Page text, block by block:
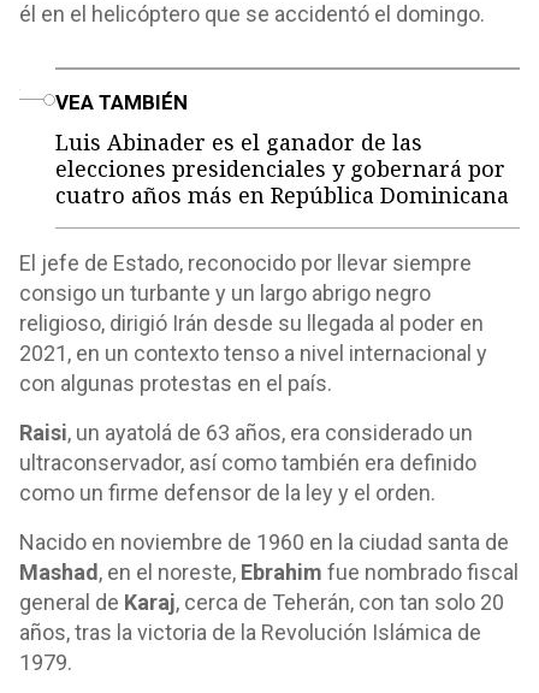
él en el helicóptero que se accidentó el domingo.
VEA TAMBIÉN
Luis Abinader es el ganador de las
elecciones presidenciales y gobernará por
cuatro años más en República Dominicana
El jefe de Estado, reconocido por llevar siempre
consigo un turbante y un largo abrigo negro
religioso, dirigió Irán desde su llegada al poder en
2021, en un contexto tenso a nivel internacional y
con algunas protestas en el país.
Raisi, un ayatolá de 63 años, era considerado un
ultraconservador, así como también era definido
como un firme defensor de la ley y el orden.
Nacido en noviembre de 1960 en la ciudad santa de
Mashad , en el noreste, Ebrahim fue nombrado fiscal
general de Karaj, cerca de Teherán, con tan solo 20
años, tras la victoria de la Revolución Islámica de
1979.